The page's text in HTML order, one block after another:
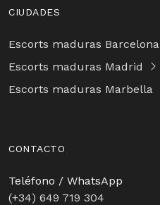
CIUDADES
Escorts maduras Barcelona
Escorts maduras Madrid
Escorts maduras Marbella
CONTACTO
Teléfono / WhatsApp
(+34) 649 719 304